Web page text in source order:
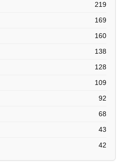
219
169
160
138
128
109
92
68
43
42